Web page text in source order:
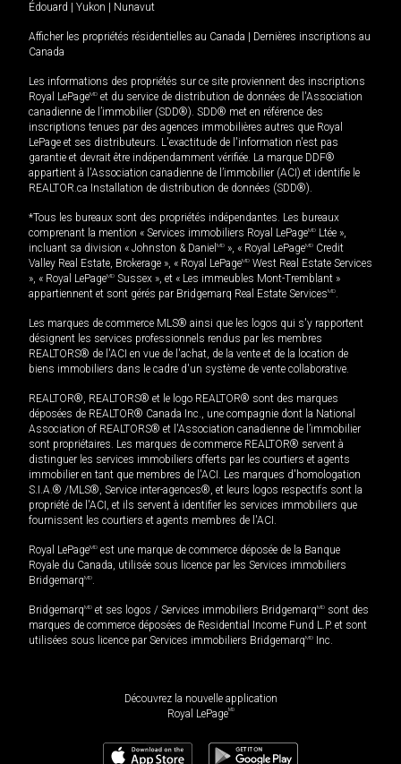
Édouard
Yukon Nunavut
Afficher les propriétés résidentielles au Canada
Dernières inscriptions au
Canada
Les informations des propriétés sur ce site proviennent des inscriptions
Royal LePageMD et du service de distribution de données de l'Association
canadienne de l’immobilier (SDD®). SDD® met en référence des
inscriptions tenues par des agences immobilières autres que Royal
LePage et ses distributeurs. L'exactitude de l'information n'est pas
garantie et devrait être indépendamment vérifiée. La marque DDF®
appartient à l'Association canadienne de l’immobilier (ACI) et identifie le
REALTOR.ca Installation de distribution de données (SDD®).
*Tous les bureaux sont des propriétés indépendantes. Les bureaux
comprenant la mention « Services immobiliers Royal LePageMD Ltée »,
incluant sa division « Johnston & Daniel MD », « Royal LePageMD Credit
Valley Real Estate, Brokerage », « Royal LePageMD West Real Estate Services
», « Royal LePageMD Sussex », et « Les immeubles Mont-Tremblant »
appartiennent et sont gérés par Bridgemarq Real Estate ServicesMD.
Les marques de commerce MLS® ainsi que les logos qui s'y rapportent
désignent les services professionnels rendus par les membres
REALTORS® de l'ACI en vue de l'achat, de la vente et de la location de
biens immobiliers dans le cadre d'un système de vente collaborative.
REALTOR®, REALTORS® et le logo REALTOR® sont des marques
déposées de REALTOR® Canada Inc., une compagnie dont la National
Association of REALTORS® et l'Association canadienne de l’immobilier
sont propriétaires. Les marques de commerce REALTOR® servent à
distinguer les services immobiliers offerts par les courtiers et agents
immobilier en tant que membres de l'ACI. Les marques d'homologation
S.I.A.® /MLS®, Service inter-agences®, et leurs logos respectifs sont la
propriété de l'ACI, et ils servent à identifier les services immobiliers que
fournissent les courtiers et agents membres de l'ACI.
Royal LePageMD est une marque de commerce déposée de la Banque
Royale du Canada, utilisée sous licence par les Services immobiliers
BridgemarqMD.
BridgemarqMD et ses logos / Services immobiliers BridgemarqMD sont des
marques de commerce déposées de Residential Income Fund L.P. et sont
utilisées sous licence par Services immobiliers BridgemarqMD Inc.
Découvrez la nouvelle application
Royal LePageMD